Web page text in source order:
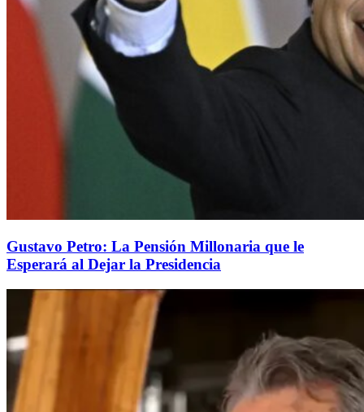
Gustavo Petro: La Pensión Millonaria que le
Esperará al Dejar la Presidencia